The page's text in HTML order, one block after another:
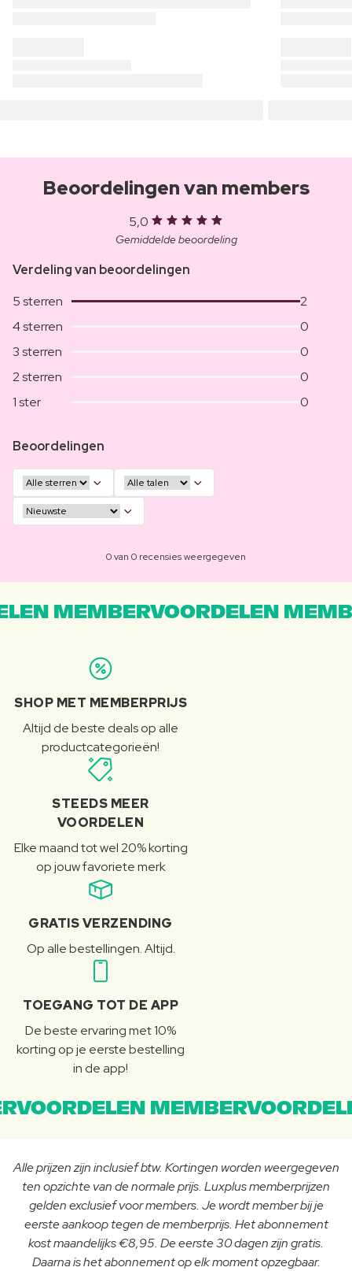
Beoordelingen van members
5,0
Gemiddelde beoordeling
Verdeling van beoordelingen
5 sterren
2
4 sterren
0
3 sterren
0
2 sterren
0
1 ster
0
Beoordelingen
0 van 0 recensies weergegeven
MEMBERVOORDELEN
SHOP MET MEMBERPRIJS
Altijd de beste deals op alle
productcategorieën!
STEEDS MEER
VOORDELEN
Elke maand tot wel 20% korting
op jouw favoriete merk
GRATIS VERZENDING
Op alle bestellingen. Altijd.
TOEGANG TOT DE APP
De beste ervaring met 10%
korting op je eerste bestelling
in de app!
Alle prijzen zijn inclusief btw. Kortingen worden weergegeven
ten opzichte van de normale prijs. Luxplus memberprijzen
gelden exclusief voor members. Je wordt member bij je
eerste aankoop tegen de memberprijs. Het abonnement
kost maandelijks €8,95. De eerste 30 dagen zijn gratis.
Daarna is het abonnement op elk moment opzegbaar.